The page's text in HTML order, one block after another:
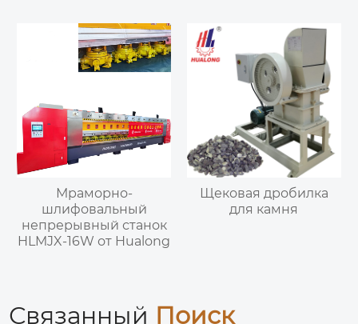
Мраморно-
шлифовальный
непрерывный станок
HLMJX-16W от Hualong
Щековая дробилка
для камня
Связанный Поиск